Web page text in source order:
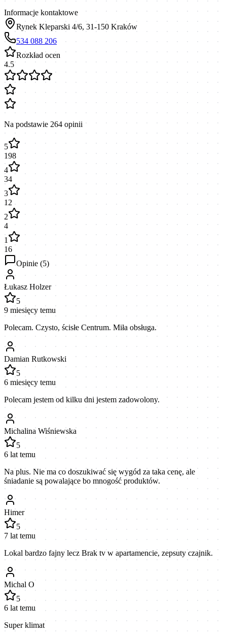
Informacje kontaktowe
Rynek Kleparski 4/6, 31-150 Kraków
534 088 206
Rozkład ocen
4.5
Na podstawie 264 opinii
5
198
4
34
3
12
2
4
1
16
Opinie (5)
Łukasz Holzer
5
9 miesięcy temu
Polecam. Czysto, ścisłe Centrum. Miła obsługa.
Damian Rutkowski
5
6 miesięcy temu
Polecam jestem od kilku dni jestem zadowolony.
Michalina Wiśniewska
5
6 lat temu
Na plus. Nie ma co doszukiwać się wygód za taka cenę, ale
śniadanie są powalające bo mnogość produktów.
Himer
5
7 lat temu
Lokal bardzo fajny lecz Brak tv w apartamencie, zepsuty czajnik.
Michal O
5
6 lat temu
Super klimat